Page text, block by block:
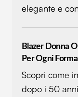
elegante e
Blazer Donna
Per Ogni Forma
Scopri come
dopo i 50